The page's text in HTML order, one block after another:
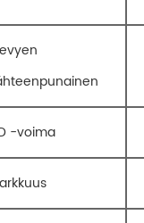
-voima